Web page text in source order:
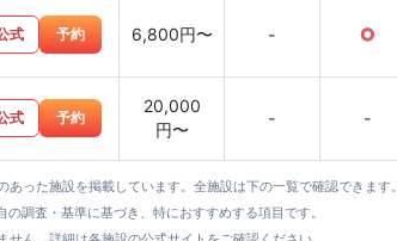
式 予約 6,800円〜 - ○
式 予約
20,000
円〜
- -
った施設を掲載しています。全施設は下の一覧で確認できます。
調査・基準に基づき、特におすすめする項目です。